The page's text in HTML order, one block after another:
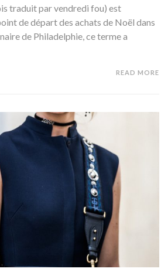
traduit par vendredi fou) est
de départ des achats de Noël dans
de Philadelphie, ce terme a
READ MORE